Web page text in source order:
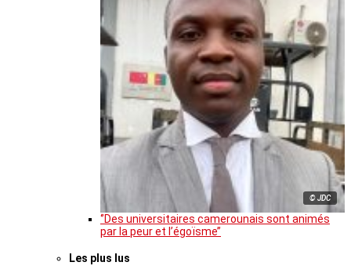
© JDC
‘’Des universitaires camerounais sont animés
par la peur et l’égoïsme’’
Les plus lus